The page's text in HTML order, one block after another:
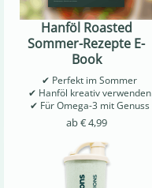
Hanföl Roasted
Sommer-Rezepte E-
Book
✔ Perfekt im Sommer
✔ Hanföl kreativ verwenden
✔ Für Omega-3 mit Genuss
ab€4,99